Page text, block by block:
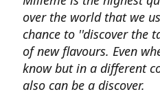
over the world that we
chance to ''discover the
of new flavours. Even
know but in a different
also can be a discover.